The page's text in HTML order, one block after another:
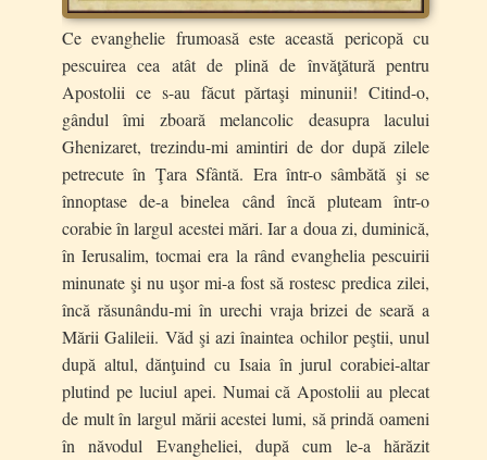
Ce evanghelie frumoasă este această pericopă cu
pescuirea cea atât de plină de învăţătură pentru
Apostolii ce s-au făcut părtaşi minunii! Citind-o,
gândul îmi zboară melancolic deasupra lacului
Ghenizaret, trezindu-mi amintiri de dor după zilele
petrecute în Ţara Sfântă. Era într-o sâmbătă şi se
înnoptase de-a binelea când încă pluteam într-o
corabie în largul acestei mări. Iar a doua zi, duminică,
în Ierusalim, tocmai era la rând evanghelia pescuirii
minunate şi nu uşor mi-a fost să rostesc predica zilei,
încă răsunându-mi în urechi vraja brizei de seară a
Mării Galileii. Văd şi azi înaintea ochilor peştii, unul
după altul, dănţuind cu Isaia în jurul corabiei-altar
plutind pe luciul apei. Numai că Apostolii au plecat
de mult în largul mării acestei lumi, să prindă oameni
în năvodul Evangheliei, după cum le-a hărăzit